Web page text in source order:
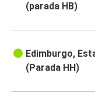
(parada HB)
Edimburgo,
(Parada HH)